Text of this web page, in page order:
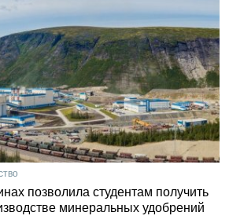
позволила студентам получить
минеральных удобрений